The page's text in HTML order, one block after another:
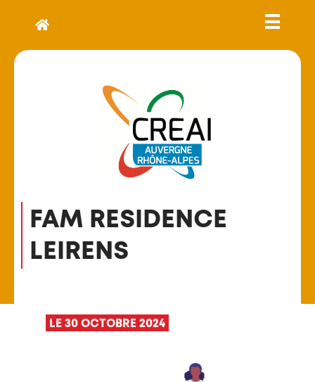
FAM RESIDENCE
LEIRENS
LE 30 OCTOBRE 2024